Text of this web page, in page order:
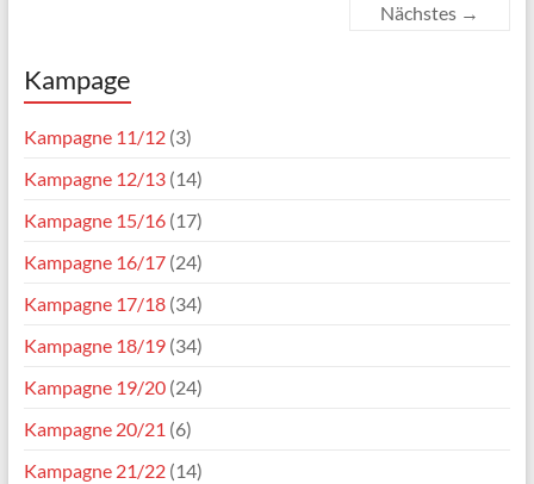
Nächstes →
Kampage
Kampagne 11/12(3)
Kampagne 12/13(14)
Kampagne 15/16(17)
Kampagne 16/17(24)
Kampagne 17/18(34)
Kampagne 18/19(34)
Kampagne 19/20(24)
Kampagne 20/21 (6)
Kampagne 21/22(14)